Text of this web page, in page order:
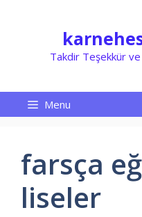
Takdir Teşekkür
Menu
farsça
liseler